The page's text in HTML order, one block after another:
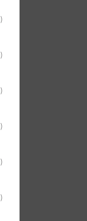
)
)
)
)
)
)